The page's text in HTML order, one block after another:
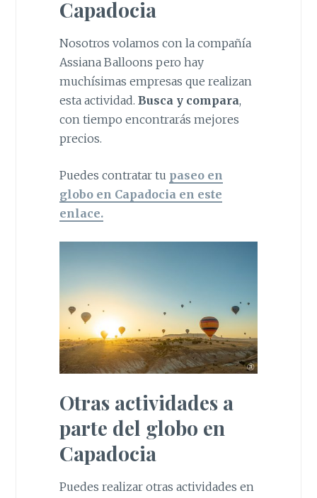
Capadocia
Nosotros volamos con la compañía
Assiana Balloons pero hay
muchísimas empresas que realizan
esta actividad. Busca y compara,
con tiempo encontrarás mejores
precios.
Puedes contratar tu paseo en
globo en Capadocia en este
enlace.
Otras actividades a
parte del globo en
Capadocia
Puedes realizar otras actividades en